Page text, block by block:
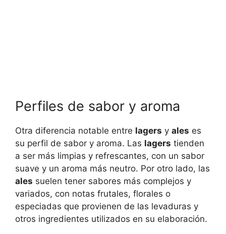
Perfiles de sabor y aroma
Otra diferencia notable entre lagers y ales es
su perfil de sabor y aroma. Las lagers tienden
a ser más limpias y refrescantes, con un sabor
suave y un aroma más neutro. Por otro lado, las
ales suelen tener sabores más complejos y
variados, con notas frutales, florales o
especiadas que provienen de las levaduras y
otros ingredientes utilizados en su elaboración.